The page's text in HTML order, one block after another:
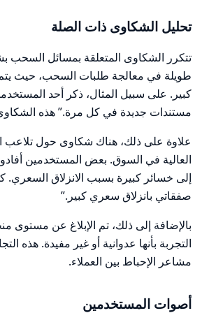
تحليل الشكاوى ذات الصلة
تتكرر الشكاوى المتعلقة بمسائل السحب
طويلة في معالجة طلبات السحب، حيث
كبير. على سبيل المثال، ذكر أحد
مستندات جديدة في كل مرة.” هذه
العالية في السوق. بعض المستخدمين
صفقاتي بانزلاق سعري كبير.”
بالإضافة إلى ذلك، تم الإبلاغ عن
التجربة بأنها عدوانية أو غير مفيدة. هذه
مشاعر الإحباط بين العملاء.
أصوات المستخدمين